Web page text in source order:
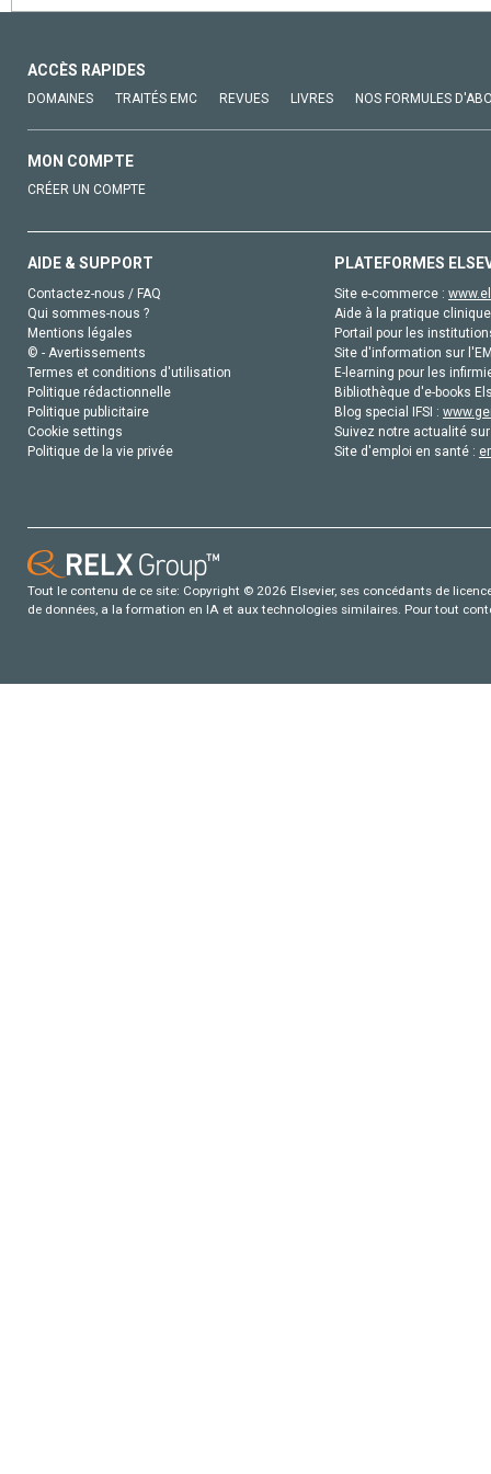
ACCÈS RAPIDES
DOMAINES TRAITÉS EMC REVUES LIVRES NOS FORMULES
MON COMPTE
CRÉER UN COMPTE
AIDE & SUPPORT
Contactez-nous / FAQ
Qui sommes-nous ?
Mentions légales
© - Avertissements
Termes et conditions d'utilisation
Politique rédactionnelle
Politique publicitaire
Cookie settings
Politique de la vie privée
PLATEFORMES
Site e-commerce :
Aide à la pratique
Portail pour les
Site d'information sur
E-learning pour les
Bibliothèque d'e-books
Blog special IFSI :
Suivez notre actualité
Site d'emploi en santé :
Tout le contenu de ce site: Copyright © 2026 Elsevier, ses concédants de
de données, a la formation en IA et aux technologies similaires. Pour tout